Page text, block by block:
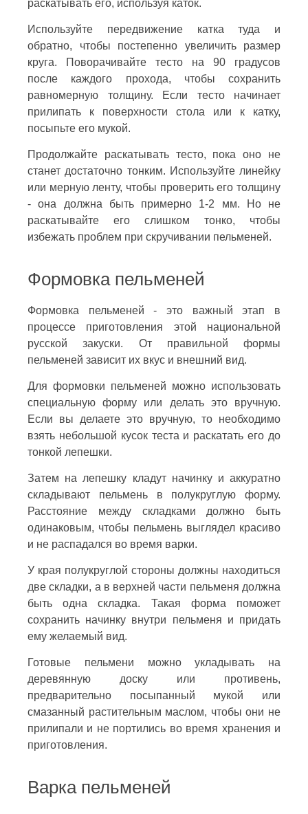
раскатывать его, используя каток.
Используйте передвижение катка туда и
обратно, чтобы постепенно увеличить размер
круга. Поворачивайте тесто на 90 градусов
после каждого прохода, чтобы сохранить
равномерную толщину. Если тесто начинает
прилипать к поверхности стола или к катку,
посыпьте его мукой.
Продолжайте раскатывать тесто, пока оно не
станет достаточно тонким. Используйте линейку
или мерную ленту, чтобы проверить его толщину
- она должна быть примерно 1-2 мм. Но не
раскатывайте его слишком тонко, чтобы
избежать проблем при скручивании пельменей.
Формовка пельменей
Формовка пельменей - это важный этап в
процессе приготовления этой национальной
русской закуски. От правильной формы
пельменей зависит их вкус и внешний вид.
Для формовки пельменей можно использовать
специальную форму или делать это вручную.
Если вы делаете это вручную, то необходимо
взять небольшой кусок теста и раскатать его до
тонкой лепешки.
Затем на лепешку кладут начинку и аккуратно
складывают пельмень в полукруглую форму.
Расстояние между складками должно быть
одинаковым, чтобы пельмень выглядел красиво
и не распадался во время варки.
У края полукруглой стороны должны находиться
две складки, а в верхней части пельменя должна
быть одна складка. Такая форма поможет
сохранить начинку внутри пельменя и придать
ему желаемый вид.
Готовые пельмени можно укладывать на
деревянную доску или противень,
предварительно посыпанный мукой или
смазанный растительным маслом, чтобы они не
прилипали и не портились во время хранения и
приготовления.
Варка пельменей